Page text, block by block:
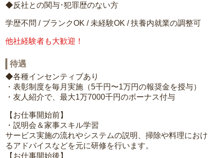
◆反社との関与･犯罪歴のない方
学歴不問 / ブランクOK / 未経験OK / 扶養内就業の調整可
他社経験者も大歓迎！
待遇
◆各種インセンティブあり
・表彰制度を毎月実施（5千円〜1万円の報奨金を授与）
・友人紹介で、最大1万7000千円のボーナス付与
【お仕事開始前】
・説明会＆家事スキル学習
サービス実施の流れやシステムの説明、掃除や料理におけ
るアドバイスなどを元に研修を行います。
【お仕事開始後】